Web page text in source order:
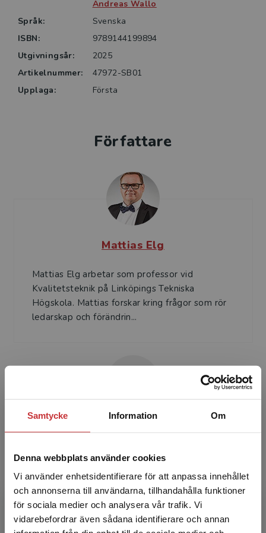
Samtycke Information Om
Denna webbplats använder cookies
Vi använder enhetsidentifierare för att anpassa innehållet
och annonserna till användarna, tillhandahålla funktioner
för sociala medier och analysera vår trafik. Vi
vidarebefordrar även sådana identifierare och annan
Begränsad fraktregion
för framtida ledande roller och till yrkesverksamma
som redan i dag arbetar som projektledare,
om det är inom privat eller offentlig sektor.
Andreas Wallo
Språk:
Svenska
ISBN:
9789144199894
Utgivningsår:
2025
Artikelnummer:
47972-SB01
Upplaga:
Första
Författare
Mattias Elg
Mattias Elg arbetar som professor vid
Kvalitetsteknik på Linköpings Tekniska
Högskola. Mattias forskar kring frågor som rör
ledarskap och förändrin...
Jason Martin är biträdande professor i
kvalitetsteknik vid Linköpings universitet (LiU)
och har tidigare varit koordinator för HELIX
Competence Cen...